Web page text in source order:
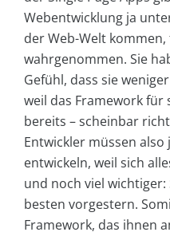
Webentwicklung ja
der Web-Welt
wahrgenommen. Sie
Gefühl, dass sie
weil das Framework für
bereits – scheinbar
Entwickler müssen
entwickeln, weil sich
und noch viel wichtiger:
besten vorgestern.
Framework, das ihnen